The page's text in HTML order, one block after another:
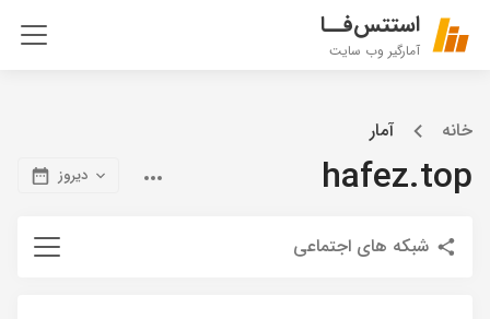
استتس‌فــا
آمارگیر وب سایت
خانه آمار
hafez.top دیروز
شبکه های اجتماعی